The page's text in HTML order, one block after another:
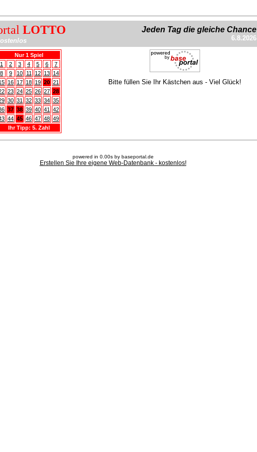
LOTTO Jeden Tag die gleiche Chance
6.8.2026
Nur 1 Spiel
1
2 3 4 5 6
7
8
9 10 11 12 13 14
16 17 18 19 20 21
23 24 25 26 27 28
30 31 32 33 34 35
37 38 39 40 41
42
44 45 46 47 48 49
Ihr Tipp: 5. Zahl
Bitte füllen Sie Ihr Kästchen aus - Viel Glück!
powered in 0.00s by baseportal.de
Erstellen Sie Ihre eigene Web-Datenbank - kostenlos!